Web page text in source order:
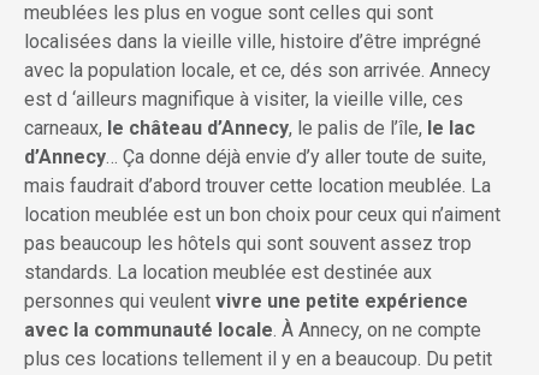
meublées les plus en vogue sont celles qui sont
localisées dans la vieille ville, histoire d’être imprégné
avec la population locale, et ce, dés son arrivée. Annecy
est d ‘ailleurs magnifique à visiter, la vieille ville, ces
carneaux, le château d’Annecy, le palis de l’île, le lac
d’Annecy… Ça donne déjà envie d’y aller toute de suite,
mais faudrait d’abord trouver cette location meublée. La
location meublée est un bon choix pour ceux qui n’aiment
pas beaucoup les hôtels qui sont souvent assez trop
standards. La location meublée est destinée aux
personnes qui veulent vivre une petite expérience
avec la communauté locale. À Annecy, on ne compte
plus ces locations tellement il y en a beaucoup. Du petit